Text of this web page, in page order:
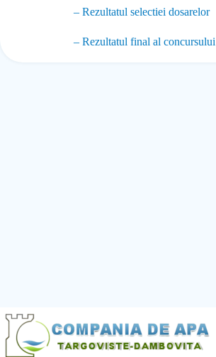
– Rezultatul selectiei dosarelor
– Rezultatul final al concursului